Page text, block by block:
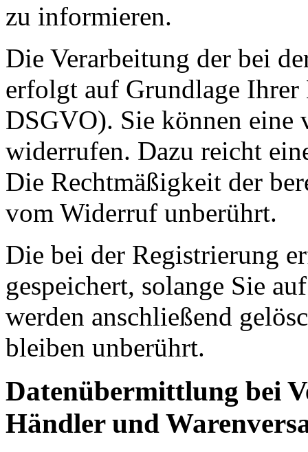
zu informieren.
Die Verarbeitung der bei
erfolgt auf Grundlage
DSGVO). Sie können
widerrufen. Dazu reicht
Die Rechtmäßigkeit der
vom Widerruf unberührt.
Die bei der Registrierung
gespeichert, solange Sie
werden anschließend
bleiben unberührt.
Datenübermittlung bei
Händler und